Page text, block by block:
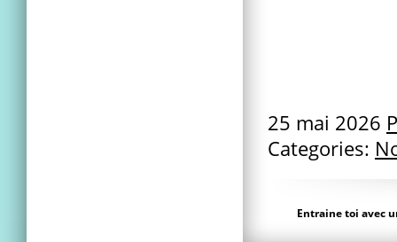
25 mai 2026
Categories:
Entraine toi avec